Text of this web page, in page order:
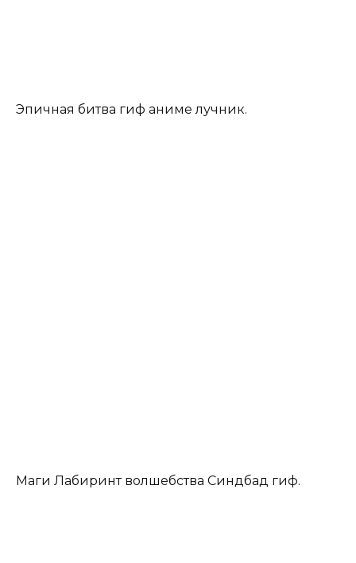
Эпичная битва гиф аниме лучник.
Маги Лабиринт волшебства Синдбад гиф.